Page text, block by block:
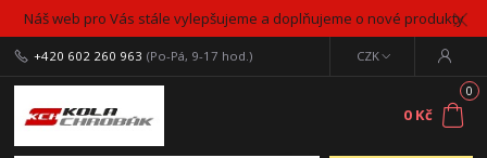
Náš web pro Vás stále vylepšujeme a doplňujeme o nové produkty
CZK
+420 602 260 963 (Po-Pá, 9-17 hod.)
0
0 Kč